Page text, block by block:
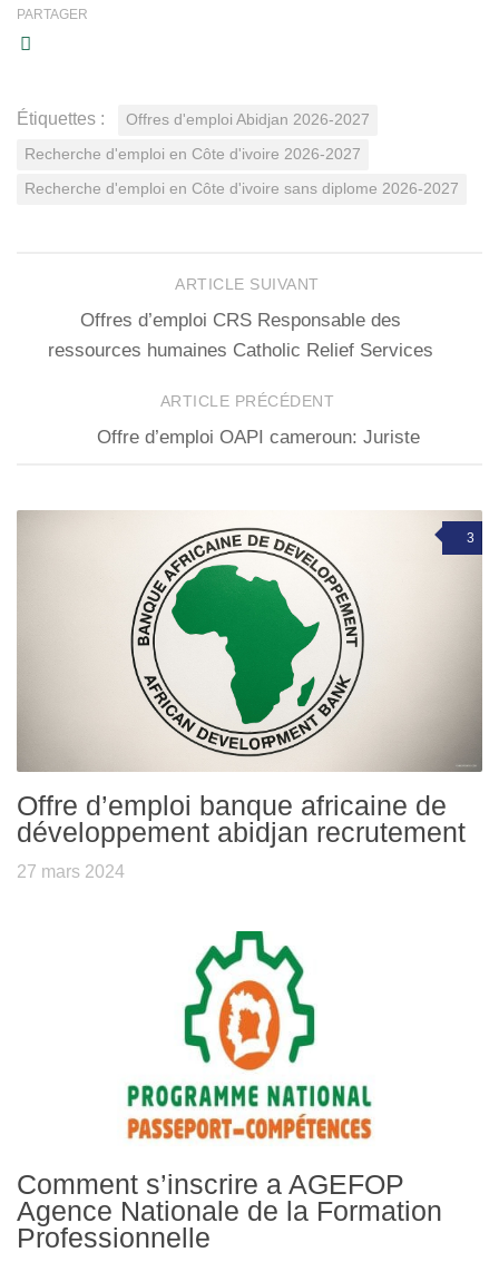
PARTAGER
Étiquettes : Offres d'emploi Abidjan 2026-2027
Recherche d'emploi en Côte d'ivoire 2026-2027
Recherche d'emploi en Côte d'ivoire sans diplome 2026-2027
ARTICLE SUIVANT
Offres d’emploi CRS Responsable des
ressources humaines Catholic Relief Services
ARTICLE PRÉCÉDENT
Offre d’emploi OAPI cameroun: Juriste
3
Offre d’emploi banque africaine de
développement abidjan recrutement
27 mars 2024
Comment s’inscrire a AGEFOP
Agence Nationale de la Formation
Professionnelle